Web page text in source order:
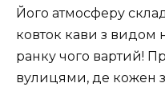
Його атмосферу
ковток кави з видом
ранку чого вартий!
вулицями, де кожен